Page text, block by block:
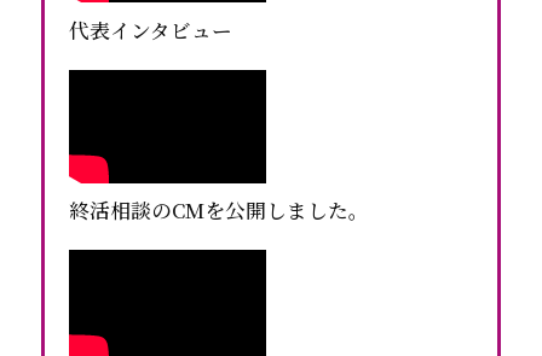
代表インタビュー
終活相談のCMを公開しました。